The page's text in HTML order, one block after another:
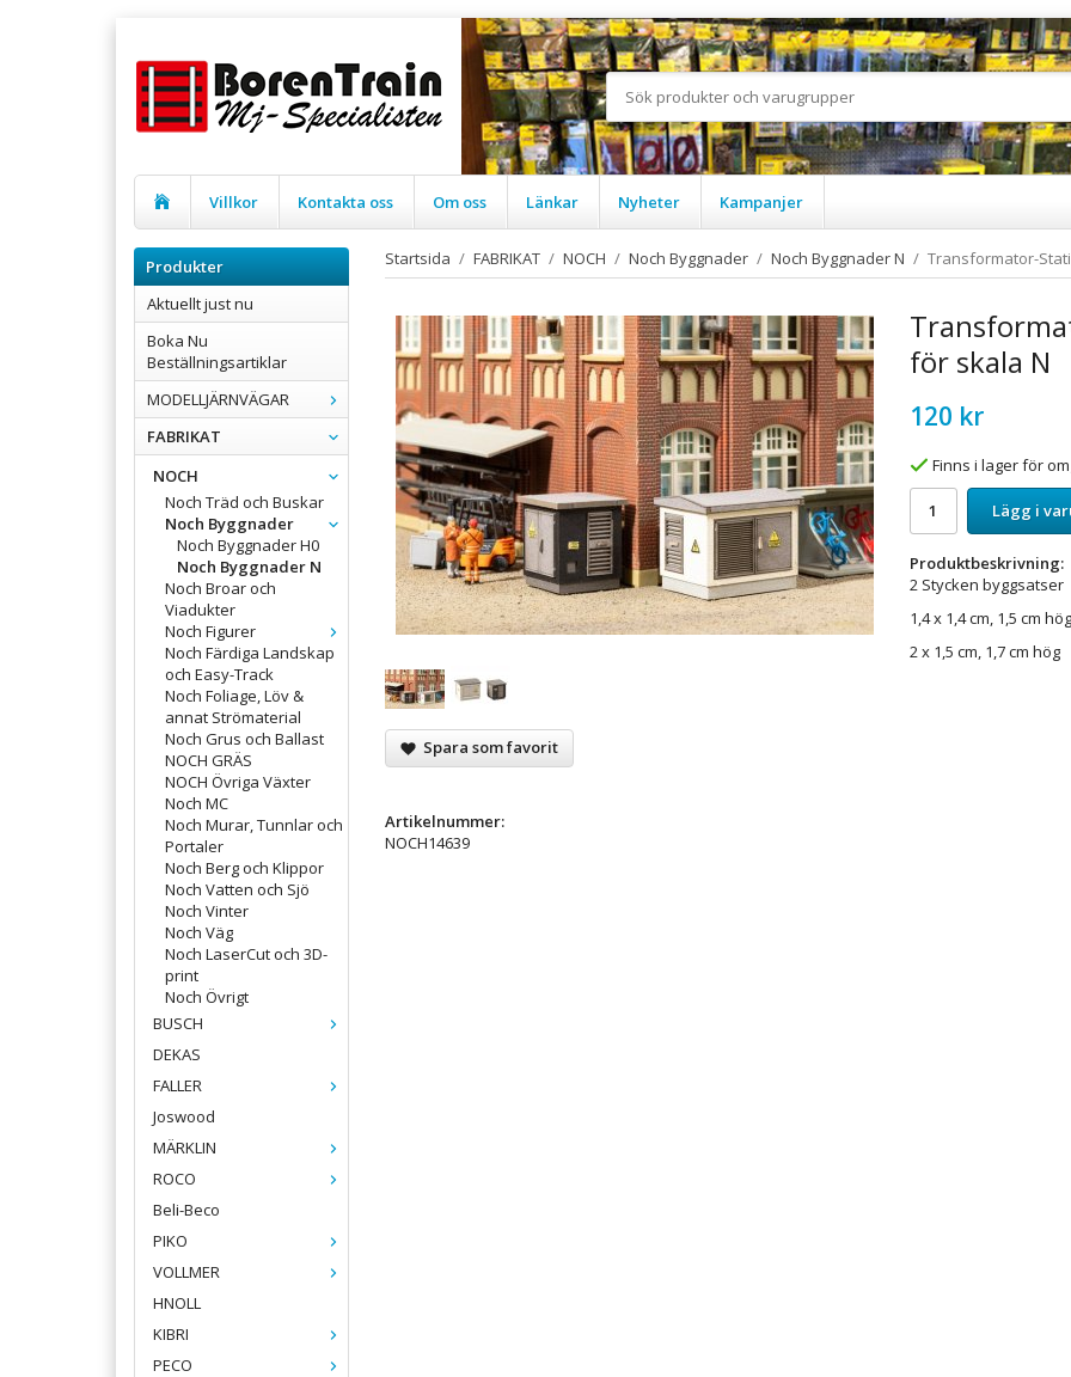
Villkor Kontakta oss Om oss Länkar Nyheter Kampanjer
Produkter
Aktuellt just nu
Boka Nu
Beställningsartiklar
MODELLJÄRNVÄGAR
FABRIKAT
NOCH
Noch Träd och Buskar
Noch Byggnader
Noch Byggnader H0
Noch Byggnader N
Noch Broar och
Viadukter
Noch Figurer
Noch Färdiga Landskap
och Easy-Track
Noch Foliage, Löv &
annat Strömaterial
Noch Grus och Ballast
NOCH GRÄS
NOCH Övriga Växter
Noch MC
Noch Murar, Tunnlar och
Portaler
Noch Berg och Klippor
Noch Vatten och Sjö
Noch Vinter
Noch Väg
Noch LaserCut och 3D-
print
Noch Övrigt
BUSCH
DEKAS
FALLER
Joswood
MÄRKLIN
ROCO
Beli-Beco
PIKO
VOLLMER
HNOLL
KIBRI
PECO
Startsida / FABRIKAT / NOCH / Noch Byggnader / Noch Byggnader N / Transformator-
för skala N
120 kr
Finns i lager för
Lägg i
Produktbeskrivning:
2 Stycken byggsatser
1,4 x 1,4 cm, 1,5 cm hög
2 x 1,5 cm, 1,7 cm hög
Spara som favorit
Artikelnummer:
NOCH14639